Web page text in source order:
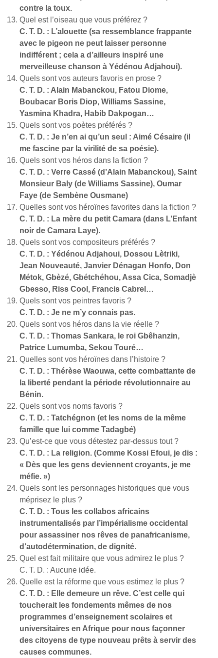
contre la toux.
Quel est l’oiseau que vous préférez ?
C. T. D. : L’alouette (sa ressemblance frappante
avec le pigeon ne peut laisser personne
indifférent ; cela a d’ailleurs inspiré une
merveilleuse chanson à Yédénou Adjahoui).
Quels sont vos auteurs favoris en prose ?
C. T. D. : Alain Mabanckou, Fatou Diome,
Boubacar Boris Diop, Williams Sassine,
Yasmina Khadra, Habib Dakpogan…
Quels sont vos poètes préférés ?
C. T. D. : Je n’en ai qu’un seul : Aimé Césaire (il
me fascine par la virilité de sa poésie).
Quels sont vos héros dans la fiction ?
C. T. D. : Verre Cassé (d’Alain Mabanckou), Saint
Monsieur Baly (de Williams Sassine), Oumar
Faye (de Sembène Ousmane)
Quelles sont vos héroïnes favorites dans la fiction ?
C. T. D. : La mère du petit Camara (dans L’Enfant
noir de Camara Laye).
Quels sont vos compositeurs préférés ?
C. T. D. : Yédénou Adjahoui, Dossou Lètriki,
Jean Nouveauté, Janvier Dénagan Honfo, Don
Métok, Gbèzé, Gbétchéhou, Assa Cica, Somadjè
Gbesso, Riss Cool, Francis Cabrel…
Quels sont vos peintres favoris ?
C. T. D. : Je ne m’y connais pas.
Quels sont vos héros dans la vie réelle ?
C. T. D. : Thomas Sankara, le roi Gbêhanzin,
Patrice Lumumba, Sekou Touré…
Quelles sont vos héroïnes dans l’histoire ?
C. T. D. : Thérèse Waouwa, cette combattante de
la liberté pendant la période révolutionnaire au
Bénin.
Quels sont vos noms favoris ?
C. T. D. : Tatchégnon (et les noms de la même
famille que lui comme Tadagbé)
Qu’est-ce que vous détestez par-dessus tout ?
C. T. D. : La religion. (Comme Kossi Efoui, je dis :
« Dès que les gens deviennent croyants, je me
méfie. »)
Quels sont les personnages historiques que vous
méprisez le plus ?
C. T. D. : Tous les collabos africains
instrumentalisés par l’impérialisme occidental
pour assassiner nos rêves de panafricanisme,
d’autodétermination, de dignité.
Quel est fait militaire que vous admirez le plus ?
C. T. D. : Aucune idée.
Quelle est la réforme que vous estimez le plus ?
C. T. D. : Elle demeure un rêve. C’est celle qui
toucherait les fondements mêmes de nos
programmes d’enseignement scolaires et
universitaires en Afrique pour nous façonner
des citoyens de type nouveau prêts à servir des
causes communes.